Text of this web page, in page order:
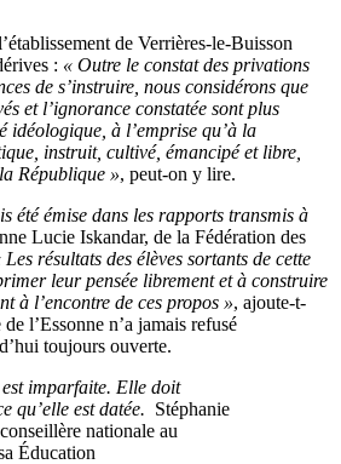
de Verrières-le-Buisson
: « Outre le constat des privations
de s’instruire, nous considérons que
et l’ignorance constatée sont plus
idéologique, à l’emprise qu’à la
instruit, cultivé, émancipé et libre,
République », peut-on y lire.
été émise dans les rapports transmis à
Lucie Iskandar, de la Fédération des
Les résultats des élèves sortants de cette
leur pensée librement et à construire
à l’encontre de ces propos », ajoute-t-
l’Essonne n’a jamais refusé
toujours ouverte.
imparfaite. Elle doit
qu’elle est datée. Stéphanie
nationale au
Éducation